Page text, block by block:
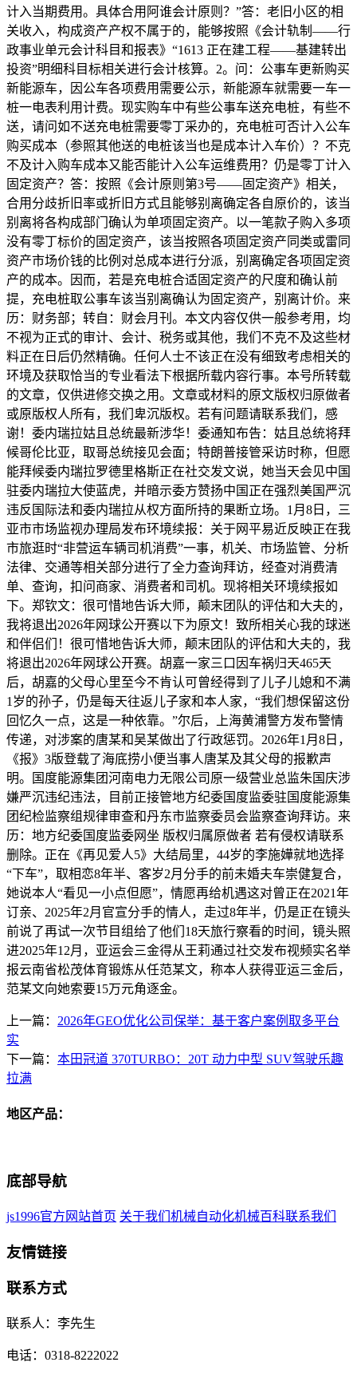
计入当期费用。具体合用阿谁会计原则？”答：老旧小区的相
关收入，构成资产产权不属于的，能够按照《会计轨制——行
政事业单元会计科目和报表》“1613 正在建工程——基建转出
投资”明细科目标相关进行会计核算。2。问：公事车更新购买
新能源车，因公车各项费用需要公示，新能源车就需要一车一
桩一电表利用计费。现实购车中有些公事车送充电桩，有些不
送，请问如不送充电桩需要零丁采办的，充电桩可否计入公车
购买成本（参照其他送的电桩该当也是成本计入车价）？不克
不及计入购车成本又能否能计入公车运维费用？仍是零丁计入
固定资产？答：按照《会计原则第3号——固定资产》相关，
合用分歧折旧率或折旧方式且能够别离确定各自原价的，该当
别离将各构成部门确认为单项固定资产。以一笔款子购入多项
没有零丁标价的固定资产，该当按照各项固定资产同类或雷同
资产市场价钱的比例对总成本进行分派，别离确定各项固定资
产的成本。因而，若是充电桩合适固定资产的尺度和确认前
提，充电桩取公事车该当别离确认为固定资产，别离计价。来
历：财务部；转自：财会月刊。本文内容仅供一般参考用，均
不视为正式的审计、会计、税务或其他，我们不克不及这些材
料正在日后仍然精确。任何人士不该正在没有细致考虑相关的
环境及获取恰当的专业看法下根据所载内容行事。本号所转载
的文章，仅供进修交换之用。文章或材料的原文版权归原做者
或原版权人所有，我们卑沉版权。若有问题请联系我们，感
谢！委内瑞拉姑且总统最新涉华！委通知布告：姑且总统将拜
候哥伦比亚，取哥总统接见会面；特朗普接管采访时称，但愿
能拜候委内瑞拉罗德里格斯正在社交发文说，她当天会见中国
驻委内瑞拉大使蓝虎，并暗示委方赞扬中国正在强烈美国严沉
违反国际法和委内瑞拉从权方面所持的果断立场。1月8日，三
亚市市场监视办理局发布环境续报：关于网平易近反映正在我
市旅逛时“非营运车辆司机消费”一事，机关、市场监管、分析
法律、交通等相关部分进行了全力查询拜访，经查对消费清
单、查询，扣问商家、消费者和司机。现将相关环境续报如
下。郑钦文：很可惜地告诉大师，颠末团队的评估和大夫的，
我将退出2026年网球公开赛以下为原文！致所相关心我的球迷
和伴侣们！很可惜地告诉大师，颠末团队的评估和大夫的，我
将退出2026年网球公开赛。胡嘉一家三口因车祸归天465天
后，胡嘉的父母心里至今不肯认可曾经得到了儿子儿媳和不满
1岁的孙子，仍是每天往返儿子家和本人家，“我们想保留这份
回忆久一点，这是一种依靠。”尔后，上海黄浦警方发布警情
传递，对涉案的唐某和吴某做出了行政惩罚。2026年1月8日，
《报》3版登载了海底捞小便当事人唐某及其父母的报歉声
明。国度能源集团河南电力无限公司原一级营业总监朱国庆涉
嫌严沉违纪违法，目前正接管地方纪委国度监委驻国度能源集
团纪检监察组规律审查和丹东市监察委员会监察查询拜访。来
历：地方纪委国度监委网坐 版权归属原做者 若有侵权请联系
删除。正在《再见爱人5》大结局里，44岁的李施嬅就地选择
“下车”，取相恋8年半、客岁2月分手的前未婚夫车崇健复合，
她说本人“看见一小点但愿”，情愿再给机遇这对曾正在2021年
订亲、2025年2月官宣分手的情人，走过8年半，仍是正在镜头
前说了再试一次节目组给了他们18天旅行察看的时间，镜头照
进2025年12月，亚运会三金得从王莉通过社交发布视频实名举
报云南省松茂体育锻炼从任范某文，称本人获得亚运三金后，
范某文向她索要15万元角逐金。
上一篇： 2026年GEO优化公司保举：基于客户案例取多平台
实
下一篇： 本田冠道 370TURBO：20T 动力中型 SUV驾驶乐趣
拉满
地区产品：
底部导航
js1996官方网站首页 关于我们 机械自动化机械百科联系我们
友情链接
联系方式
联系人：李先生
电话：0318-8222022